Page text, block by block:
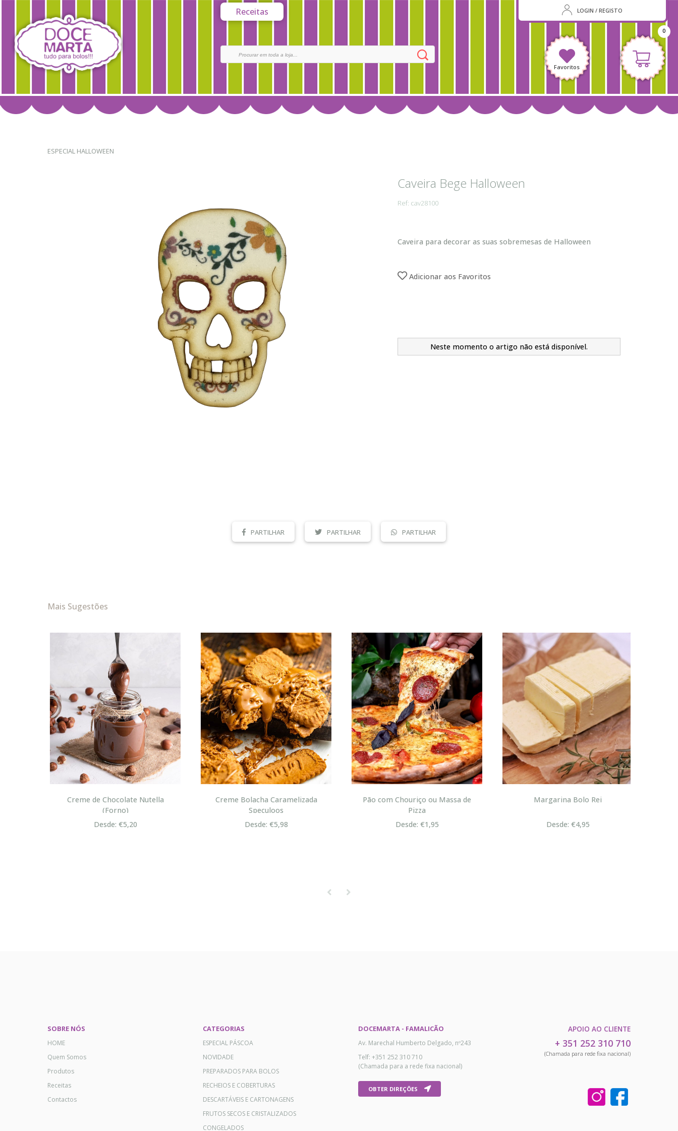
Receitas LOGIN / REGISTO
Favoritos
0
ESPECIAL HALLOWEEN
Caveira Bege Halloween
Ref: cav28100
Caveira para decorar as suas sobremesas de Halloween
Adicionar aos Favoritos
Neste momento o artigo não está disponível.
PARTILHAR PARTILHAR PARTILHAR
Mais Sugestões
Creme de Chocolate Nutella
(Forno)
Desde: €5,20
Creme Bolacha Caramelizada
Speculoos
Desde: €5,98
Pão com Chouriço ou Massa de
Pizza
Desde: €1,95
Margarina Bolo Rei
Desde: €4,95
SOBRE NÓS
HOME
Quem Somos
Produtos
Receitas
Contactos
CATEGORIAS
ESPECIAL PÁSCOA
NOVIDADE
PREPARADOS PARA BOLOS
RECHEIOS E COBERTURAS
DESCARTÁVEIS E CARTONAGENS
FRUTOS SECOS E CRISTALIZADOS
CONGELADOS
DOCEMARTA - FAMALICÃO
Av. Marechal Humberto Delgado, nº243
Telf: +351 252 310 710
(Chamada para a rede fixa nacional)
OBTER DIREÇÕES
APOIO AO CLIENTE
+ 351 252 310 710
(Chamada para rede fixa nacional)